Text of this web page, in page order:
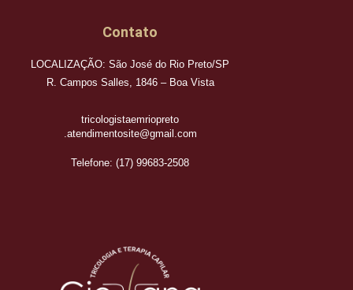
Contato
LOCALIZAÇÃO: São José do Rio Preto/SP
R. Campos Salles, 1846 – Boa Vista
tricologistaemriopreto
.atendimentosite@gmail.com
Telefone: (17) 99683-2508